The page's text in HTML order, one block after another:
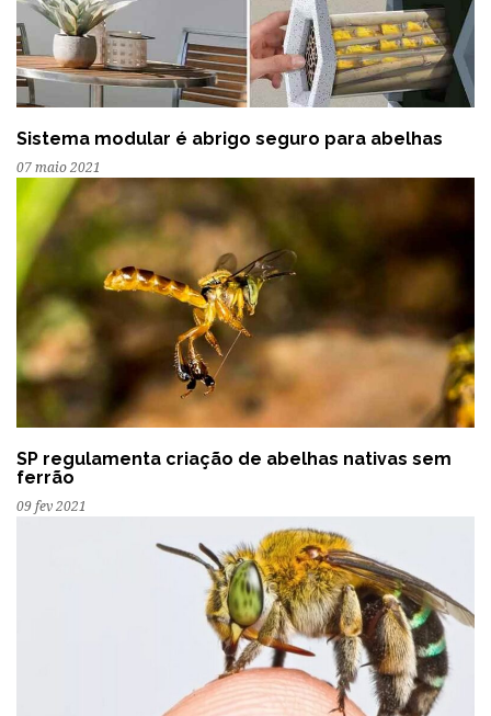
Sistema modular é abrigo seguro para abelhas
07 maio 2021
SP regulamenta criação de abelhas nativas sem
ferrão
09 fev 2021